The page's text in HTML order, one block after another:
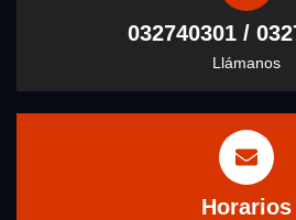
032740301 /
Llámanos
Horarios